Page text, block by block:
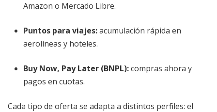
Amazon o Mercado Libre.
Puntos para viajes:acumulación rápida en
aerolíneas y hoteles.
Buy Now, Pay Later (BNPL):compras ahora y
pagos en cuotas.
Cada tipo de oferta se adapta a distintos perfiles: el